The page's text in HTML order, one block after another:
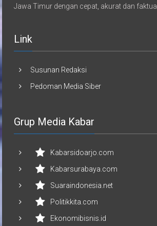
Jawa Timur dengan cepat, akurat dan faktual.
Link
Susunan Redaksi
Pedoman Media Siber
Grup Media Kabar
Kabarsidoarjo.com
Kabarsurabaya.com
Suaraindonesia.net
Politikkita.com
Ekonomibisnis.id